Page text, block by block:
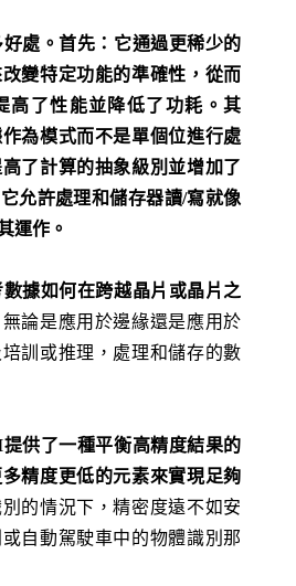
處。首先：它通過更稀少的
變特定功能的準確性，從而
高了性能並降低了功耗。其
為模式而不是單個位進行處
了計算的抽象級別並增加了
允許處理和儲存器讀/寫就像
運作。
據如何在跨越晶片或晶片之
無論是應用於邊緣還是應用於
訓或推理，處理和儲存的數
提供了一種平衡高精度結果的
精度更低的元素來實現足夠
的情況下，精密度遠不如安
自動駕駛車中的物體識別那